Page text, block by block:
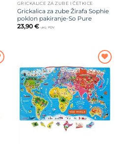
GRICKALICE ZA ZUBE I ČETKICE
Grickalica za zube Žirafa Sophie
poklon pakiranje-So Pure
23,90 € uklj. PDV
Dodajte
na listu
želja